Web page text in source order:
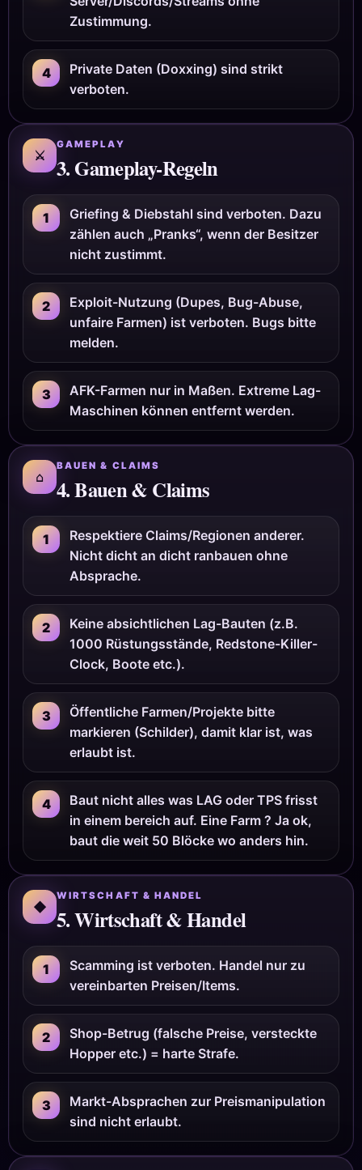
Zustimmung.
4
Private Daten (Doxxing) sind strikt
verboten.
⚔
GAMEPLAY
3. Gameplay-Regeln
1
Griefing & Diebstahl sind verboten. Dazu
zählen auch „Pranks“, wenn der Besitzer
nicht zustimmt.
2
Exploit-Nutzung (Dupes, Bug-Abuse,
unfaire Farmen) ist verboten. Bugs bitte
melden.
3
AFK-Farmen nur in Maßen. Extreme Lag-
Maschinen können entfernt werden.
⌂
BAUEN & CLAIMS
4. Bauen & Claims
1
Respektiere Claims/Regionen anderer.
Nicht dicht an dicht ranbauen ohne
Absprache.
2
Keine absichtlichen Lag-Bauten (z.B.
1000 Rüstungsstände, Redstone-Killer-
Clock, Boote etc.).
3
Öffentliche Farmen/Projekte bitte
markieren (Schilder), damit klar ist, was
erlaubt ist.
4
Baut nicht alles was LAG oder TPS frisst
in einem bereich auf. Eine Farm ? Ja ok,
baut die weit 50 Blöcke wo anders hin.
◆
WIRTSCHAFT & HANDEL
5. Wirtschaft & Handel
1
Scamming ist verboten. Handel nur zu
vereinbarten Preisen/Items.
2
Shop-Betrug (falsche Preise, versteckte
Hopper etc.) = harte Strafe.
3
Markt-Absprachen zur Preismanipulation
sind nicht erlaubt.